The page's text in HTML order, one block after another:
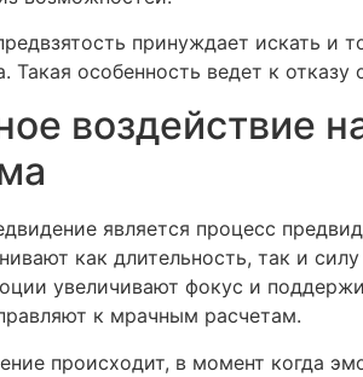
принуждает искать и
Такая особенность ведет к
воздействие
является процесс
как длительность, так и
увеличивают фокус и
к мрачным расчетам.
происходит, в момент когда